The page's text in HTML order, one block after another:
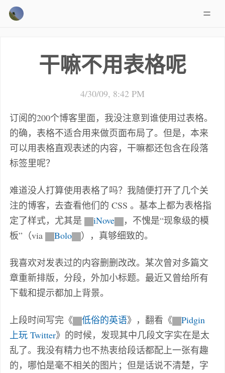
干嘛不用表格呢
4/30/09, 8:42 PM
订阅的200个博客里面，我没注意到谁使用过表格。
的确，表格不适合用来做页面布局了。但是，本来
可以用表格直观表述的内容，干嘛都还包含在段落
标签里呢？
难道没人打算使用表格了吗？我随便打开了几个关
注的博客，去查看他们的 CSS 。基本上都为表格指
定了样式，尤其是
iNove
，不愧是“现象级的模
板”（via
Bolo ），真够细致的。
我喜欢对发表过的内容删删改改。某次曾对多篇文
章重新排版，分段，外加小标题。最近又曾给所有
下载和提示都加上背景。
上段时间写完《 低俗的英语》，翻看《
Pidgin
上玩 Twitter》的时候，发现其中几段文字实在是太
乱了。我没有精力也不热衷给段话都配上一张有趣
的，哪怕是毫不相关的图片；但是话说不清楚，字